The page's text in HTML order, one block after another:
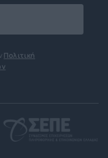
Πολιτική